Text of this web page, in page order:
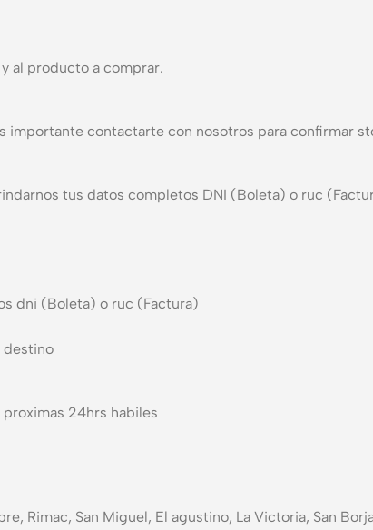
al producto a comprar.
contactarte con nosotros para confirmar
tus datos completos DNI (Boleta) o ruc
dni (Boleta) o ruc (Factura)
destino
24hrs habiles
Rimac, San Miguel, El agustino, La Victoria, San